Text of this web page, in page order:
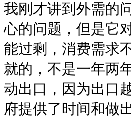
我刚才讲到外需的
心的问题，但是它
能过剩，消费需求
就的，不是一年两
动出口，因为出口
府提供了时间和做